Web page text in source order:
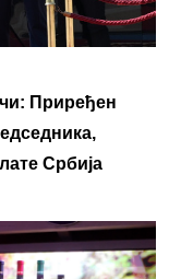
Приређен
Србија